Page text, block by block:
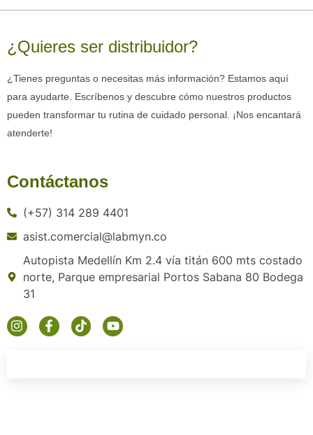
¿Quieres ser distribuidor?
¿Tienes preguntas o necesitas más información? Estamos aquí
para ayudarte. Escríbenos y descubre cómo nuestros productos
pueden transformar tu rutina de cuidado personal. ¡Nos encantará
atenderte!
Contáctanos
(+57) 314 289 4401
asist.comercial@labmyn.co
Autopista Medellín Km 2.4 vía titán 600 mts costado
norte, Parque empresarial Portos Sabana 80 Bodega
31